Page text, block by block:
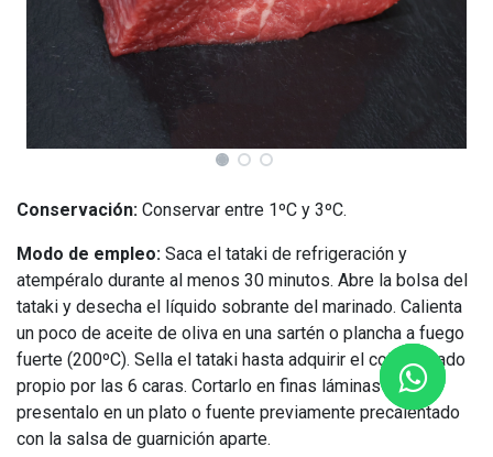
Conservación: Conservar entre 1ºC y 3ºC.
Modo de empleo: Saca el tataki de refrigeración y
atempéralo durante al menos 30 minutos. Abre la bolsa del
tataki y desecha el líquido sobrante del marinado. Calienta
un poco de aceite de oliva en una sartén o plancha a fuego
fuerte (200ºC). Sella el tataki hasta adquirir el color dorado
propio por las 6 caras. Cortarlo en finas láminas y
presentalo en un plato o fuente previamente precalentado
con la salsa de guarnición aparte.